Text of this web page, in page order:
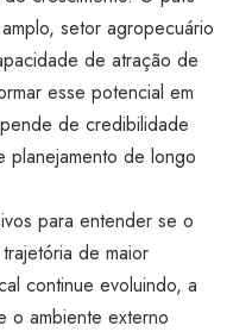
setor agropecuário
de atração de
esse potencial em
de credibilidade
planejamento de longo
para entender se o
de maior
continue evoluindo, a
o ambiente externo